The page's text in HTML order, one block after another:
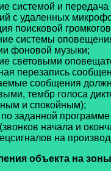
системой и
с удаленных
поисковой
системы
фоновой музыки;
световыми
перезапись
сообщения
тембр голоса
и спокойным);
заданной
начала и
на
объекта на